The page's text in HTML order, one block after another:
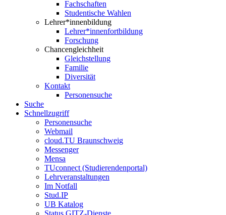
Fachschaften
Studentische Wahlen
Lehrer*innenbildung
Lehrer*innenfortbildung
Forschung
Chancengleichheit
Gleichstellung
Familie
Diversität
Kontakt
Personensuche
Suche
Schnellzugriff
Personensuche
Webmail
cloud.TU Braunschweig
Messenger
Mensa
TUconnect (Studierendenportal)
Lehrveranstaltungen
Im Notfall
Stud.IP
UB Katalog
Status GITZ-Dienste